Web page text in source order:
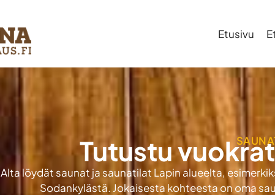
Etusivu
Tutustu
Alta löydät saunat ja saunatilat Lapin alueelta,
Sodankylästä. Jokaisesta kohteesta on oma